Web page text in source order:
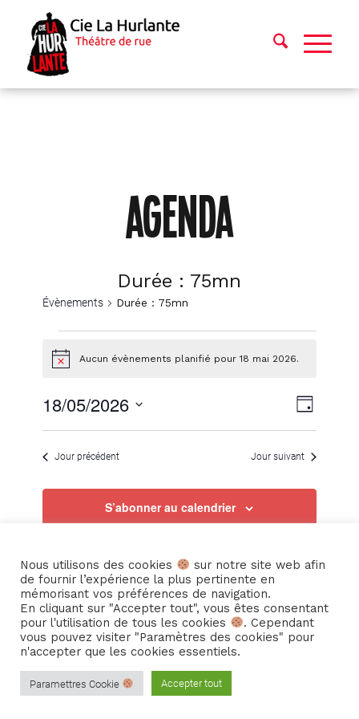
AGENDA
Durée : 75mn
Évènements Durée : 75mn
Évènements
for
18
mai
2026
NoticeAucun évènements planifié pour 18 mai 2026.
par
de
vues
Jour
18/05/2026
date.Jour précédent Jour suivant
S’abonner au calendrier
© Copyright – Cie La Hurlante Mentions Légales
Nous utilisons des cookies
sur notre site web afin
de fournir l’expérience la plus pertinente en
mémorisant vos préférences de navigation.
En cliquant sur "Accepter tout", vous êtes consentant
pour l'utilisation de tous les cookies
. Cependant
vous pouvez visiter "Paramètres des cookies" pour
n'accepter que les cookies essentiels.
Paramettres Cookie Accepter tout